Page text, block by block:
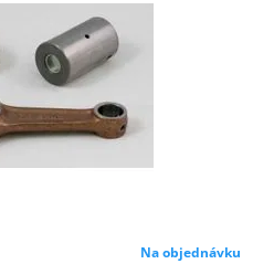
Na objednávku